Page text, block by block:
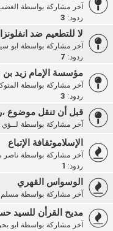
آخر مشاركة بواسطة
ردود: 3
لا للتطعيم ضد
آخر مشاركة بواسطة ابو
ردود: 7
مؤسسة الإمام زيد بن
آخر مشاركة بواسطة
ردود: 3
قبل أن تنقل موضوع
آخر مشاركة بواسطة لــؤي
الإسلاموثقافة الإتباع
آخر مشاركة بواسطة ناصر
ردود:
الوسواس القهري
آخر مشاركة بواسطة مسلم
مديح القرأن للسيد
آخر مشاركة بواسطة ابو بحر